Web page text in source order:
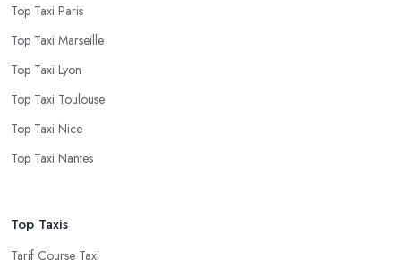
Top Taxi Paris
Top Taxi Marseille
Top Taxi Lyon
Top Taxi Toulouse
Top Taxi Nice
Top Taxi Nantes
Top Taxis
Tarif Course Taxi